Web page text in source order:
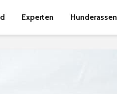
Experten Hunderassen